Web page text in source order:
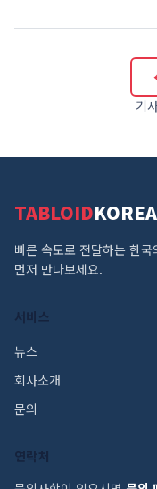
기
TABLOIDKOREA
빠른 속도로 전달하는 한
먼저 만나보세요.
서비스
뉴스
회사소개
문의
연락처